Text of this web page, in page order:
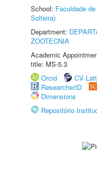
School: Faculdade
Solteira)
Department:
ZOOTECNIA
Academic
title: MS-5.3
Orcid
CV
ResearcherID
Dimensions
Repositório